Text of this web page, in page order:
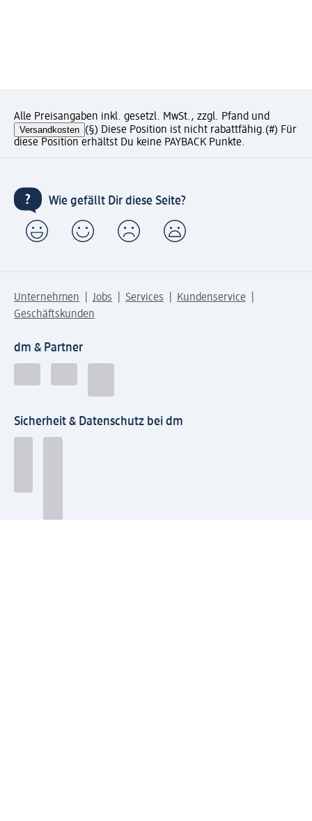
Alle Preisangaben inkl. gesetzl. MwSt., zzgl. Pfand und
Versandkosten (§) Diese Position ist nicht rabattfähig.(#) Für
diese Position erhältst Du keine PAYBACK Punkte.
Wie gefällt Dir diese Seite?
Unternehmen Jobs Services
Kundenservice
Geschäftskunden
dm & Partner
Sicherheit & Datenschutz bei dm